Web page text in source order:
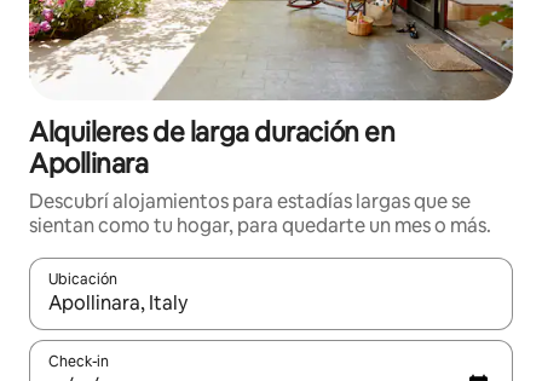
Alquileres de larga duración en
Apollinara
Descubrí alojamientos para estadías largas que se
sientan como tu hogar, para quedarte un mes o más.
Ubicación
Cuando los resultados estén disponibles, navegá con las
Check-in